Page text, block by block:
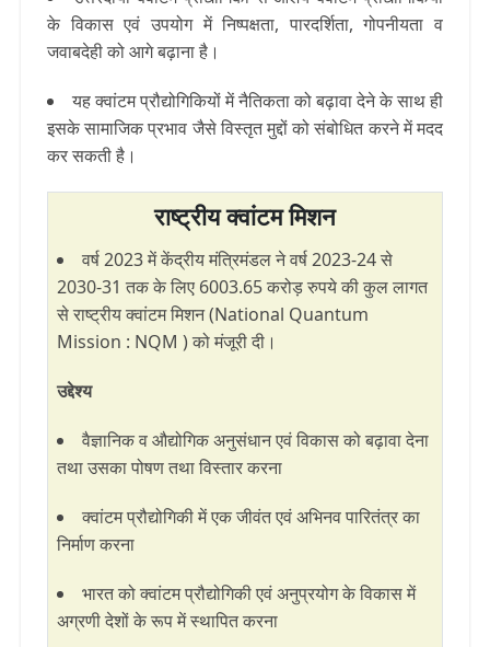
के विकास एवं उपयोग में निष्पक्षता, पारदर्शिता, गोपनीयता व
जवाबदेही को आगे बढ़ाना है।
यह क्वांटम प्रौद्योगिकियों में नैतिकता को बढ़ावा देने के साथ ही
इसके सामाजिक प्रभाव जैसे विस्तृत मुद्दों को संबोधित करने में मदद
कर सकती है।
राष्ट्रीय क्वांटम मिशन
वर्ष 2023 में केंद्रीय मंत्रिमंडल ने वर्ष 2023-24 से
2030-31 तक के लिए 6003.65 करोड़ रुपये की कुल लागत
से राष्ट्रीय क्वांटम मिशन (National Quantum
Mission : NQM ) को मंजूरी दी।
उद्देश्य
वैज्ञानिक व औद्योगिक अनुसंधान एवं विकास को बढ़ावा देना
तथा उसका पोषण तथा विस्तार करना
क्वांटम प्रौद्योगिकी में एक जीवंत एवं अभिनव पारितंत्र का
निर्माण करना
भारत को क्वांटम प्रौद्योगिकी एवं अनुप्रयोग के विकास में
अग्रणी देशों के रूप में स्थापित करना